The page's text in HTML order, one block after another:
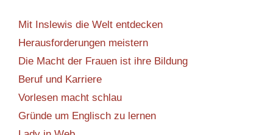
Mit Inslewis die Welt entdecken
Herausforderungen meistern
Die Macht der Frauen ist ihre Bildung
Beruf und Karriere
Vorlesen macht schlau
Gründe um Englisch zu lernen